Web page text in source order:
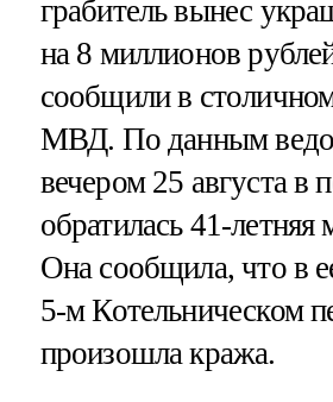
грабитель вынес
на 8 миллионов
сообщили в
МВД. По данным
вечером 25 августа в
обратилась 41-летняя
Она сообщила, что в
5-м Котельническом
произошла кража.